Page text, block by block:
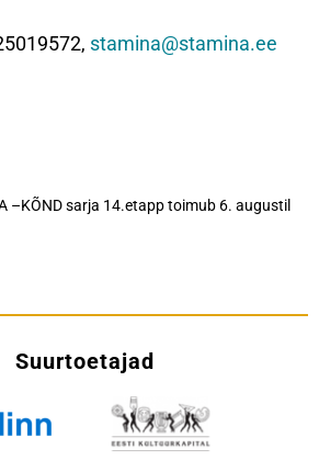
stamina@stamina.ee
–KÕND sarja 14.etapp toimub 6. augustil
Suurtoetajad